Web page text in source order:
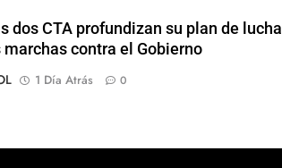
dos CTA profundizan su plan de lucha
marchas contra el Gobierno
1 Día Atrás 0